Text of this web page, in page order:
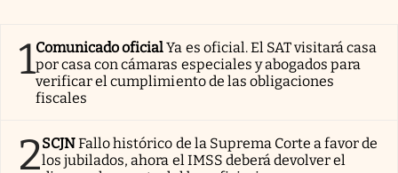
1Comunicado oficialYa es oficial. El SAT visitará casa
por casa con cámaras especiales y abogados para
verificar el cumplimiento de las obligaciones
fiscales
2SCJNFallo histórico de la Suprema Corte a favor de
los jubilados, ahora el IMSS deberá devolver el